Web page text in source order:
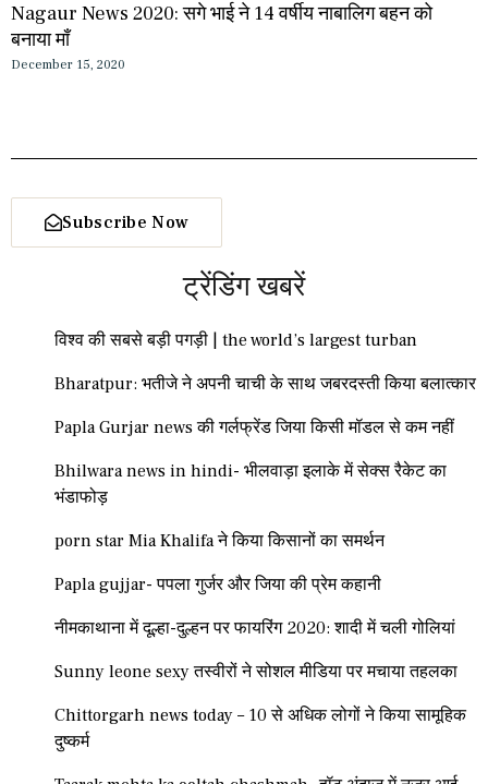
Nagaur News 2020: सगे भाई ने 14 वर्षीय नाबालिग बहन को
बनाया माँ
December 15, 2020
Subscribe Now
ट्रेंडिंग खबरें
विश्व की सबसे बड़ी पगड़ी | the world’s largest turban
Bharatpur: भतीजे ने अपनी चाची के साथ जबरदस्ती किया बलात्कार
Papla Gurjar news की गर्लफ्रेंड जिया किसी मॉडल से कम नहीं
Bhilwara news in hindi- भीलवाड़ा इलाके में सेक्स रैकेट का
भंडाफोड़
porn star Mia Khalifa ने किया किसानों का समर्थन
Papla gujjar- पपला गुर्जर और जिया की प्रेम कहानी
नीमकाथाना में दूल्हा-दुल्हन पर फायरिंग 2020: शादी में चली गोलियां
Sunny leone sexy तस्वीरों ने सोशल मीडिया पर मचाया तहलका
Chittorgarh news today – 10 से अधिक लोगों ने किया सामूहिक
दुष्कर्म